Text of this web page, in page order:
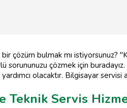
bir çözüm bulmak mı
sorununuzu çözmek için
olacaktır. Bilgisayar servisi
Teknik Servis